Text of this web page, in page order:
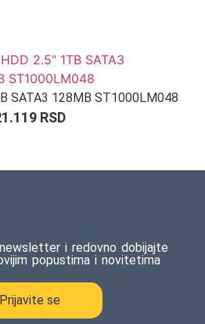
SATA3 128MB ST1000LM048
RSD
i redovno dobijajte
popustima i novitetima
Prijavite se